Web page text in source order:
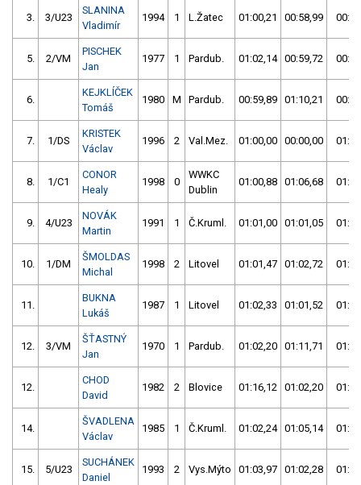
3. 3/U23
SLANINA
Vladimír
1994 1 L.Žatec 01:00,21 00:58,99
5. 2/VM
PISCHEK
Jan
1977 1 Pardub. 01:02,14 00:59,72
6.
KEJKLÍČEK
Tomáš
1980 M Pardub. 00:59,89 01:10,21
7. 1/DS
KRISTEK
Václav
1996 2 Val.Mez. 01:00,00 00:00,00
8. 1/C1
CONOR
Healy
1998 0
WWKC
Dublin
01:00,88 01:06,68
9. 4/U23
NOVÁK
Martin
1991 1 Č.Kruml. 01:01,00 01:01,05
10. 1/DM
ŠMOLDAS
Michal
1998 2 Litovel 01:01,47 01:02,72
11.
BUKNA
Lukáš
1987 1 Litovel 01:02,33 01:01,52
12. 3/VM
ŠŤASTNÝ
Jan
1970 1 Pardub. 01:02,20 01:11,71
12.
CHOD
David
1982 2 Blovice 01:16,12 01:02,20
14.
ŠVADLENA
Václav
1985 1 Č.Kruml. 01:02,24 01:05,14
15. 5/U23
SUCHÁNEK
Daniel
1993 2 Vys.Mýto 01:03,97 01:02,28